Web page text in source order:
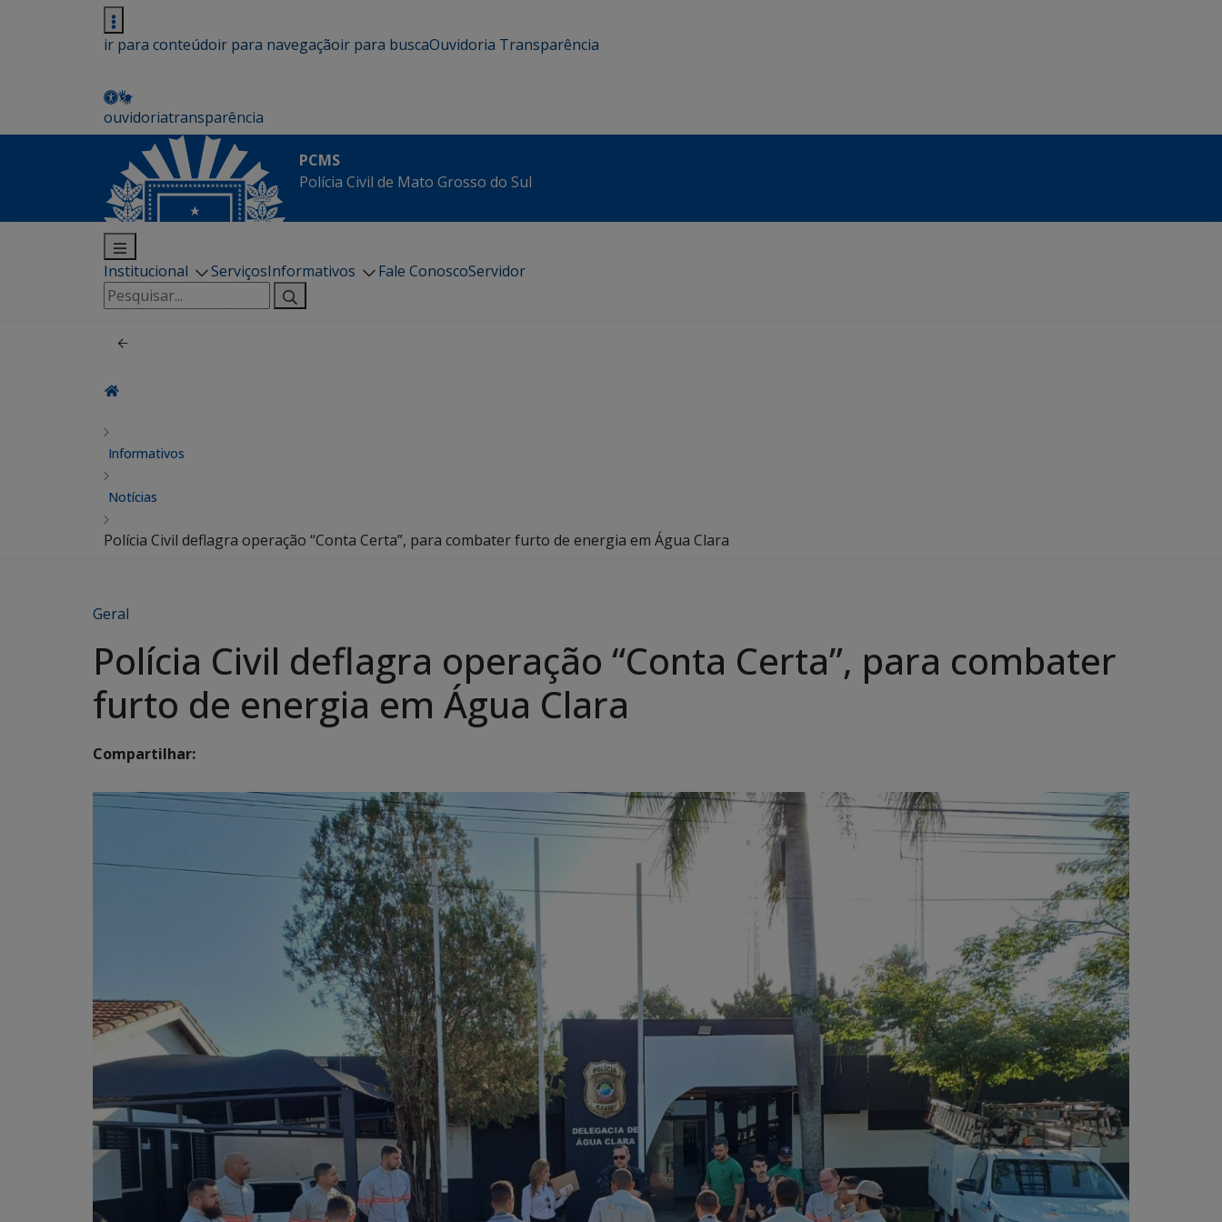
ir para conteúdoir para navegaçãoir para buscaOuvidoria Transparência
ouvidoriatransparência
PCMS
Polícia Civil de Mato Grosso do Sul
Institucional ServiçosInformativos Fale ConoscoServidor
Pesquisar
por:
Informativos
Notícias
Polícia Civil deflagra operação “Conta Certa”, para combater furto de energia em Água Clara
Geral
Polícia Civil deflagra operação “Conta Certa”, para combater
furto de energia em Água Clara
Compartilhar: